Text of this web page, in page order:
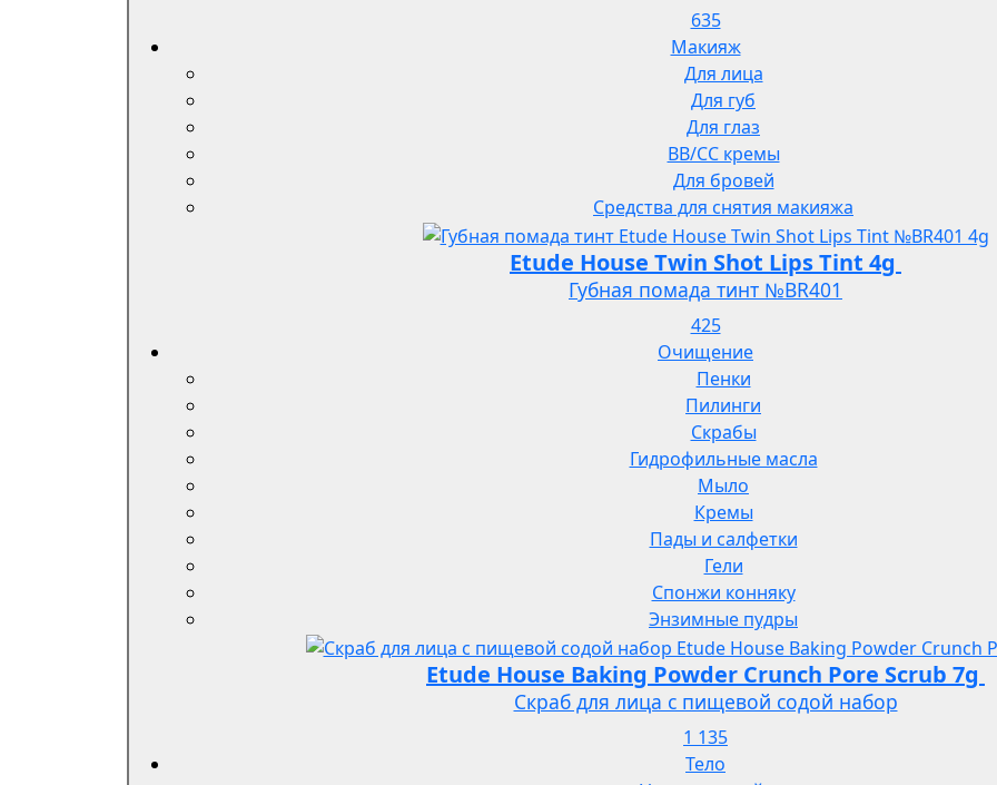
635
Макияж
Для лица
Для губ
Для глаз
BB/CC кремы
Для бровей
Средства для снятия макияжа
Etude House Twin Shot Lips Tint 4g
Губная помада тинт №BR401
425
Очищение
Пенки
Пилинги
Скрабы
Гидрофильные масла
Мыло
Кремы
Пады и салфетки
Гели
Спонжи конняку
Энзимные пудры
Etude House Baking Powder Crunch Pore Scrub 7g
Скраб для лица с пищевой содой набор
1 135
Тело